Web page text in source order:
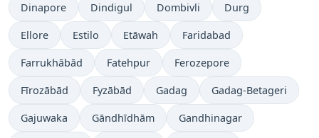
Dinapore Dindigul Dombivli Durg
Ellore Estilo Etāwah Faridabad
Farrukhābād Fatehpur Ferozepore
Fīrozābād Fyzābād Gadag Gadag-Betageri
Gajuwaka Gāndhīdhām Gandhinagar